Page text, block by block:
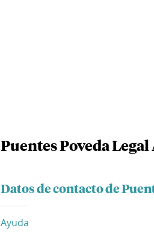
Puentes Poveda Legal
Datos de contacto de
Ayuda